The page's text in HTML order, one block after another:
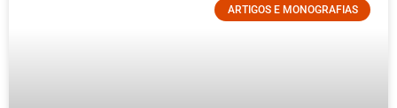
ARTIGOS E MONOGRAFIAS